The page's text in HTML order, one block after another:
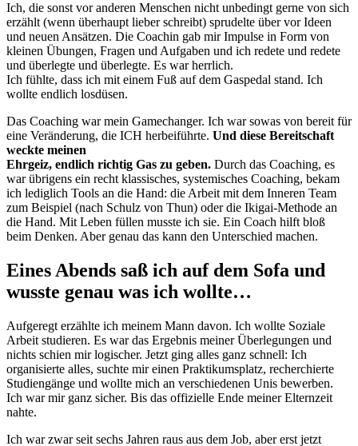
Ich, die sonst vor anderen Menschen nicht unbedingt gerne von sich
erzählt (wenn überhaupt lieber schreibt) sprudelte über vor Ideen
und neuen Ansätzen. Die Coachin gab mir Impulse in Form von
kleinen Übungen, Fragen und Aufgaben und ich redete und redete
und überlegte und überlegte. Es war herrlich.
Ich fühlte, dass ich mit einem Fuß auf dem Gaspedal stand. Ich
wollte endlich losdüsen.
Das Coaching war mein Gamechanger. Ich war sowas von bereit für
eine Veränderung, die ICH herbeiführte. Und diese Bereitschaft
weckte meinen
Ehrgeiz, endlich richtig Gas zu geben. Durch das Coaching, es
war übrigens ein recht klassisches, systemisches Coaching, bekam
ich lediglich Tools an die Hand: die Arbeit mit dem Inneren Team
zum Beispiel (nach Schulz von Thun) oder die Ikigai-Methode an
die Hand. Mit Leben füllen musste ich sie. Ein Coach hilft bloß
beim Denken. Aber genau das kann den Unterschied machen.
Eines Abends saß ich auf dem Sofa und
wusste genau was ich wollte…
Aufgeregt erzählte ich meinem Mann davon. Ich wollte Soziale
Arbeit studieren. Es war das Ergebnis meiner Überlegungen und
nichts schien mir logischer. Jetzt ging alles ganz schnell: Ich
organisierte alles, suchte mir einen Praktikumsplatz, recherchierte
Studiengänge und wollte mich an verschiedenen Unis bewerben.
Ich war mir ganz sicher. Bis das offizielle Ende meiner Elternzeit
nahte.
Ich war zwar seit sechs Jahren raus aus dem Job, aber erst jetzt